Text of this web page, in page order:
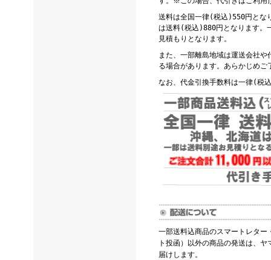
送料は全国一律(税込)550円とな
は送料(税込)880円となります。
見積もりとなります。
また、一部離島地域は運送会社や
る場合があります。あらかじめご
なお、代金引換手数料は一律(税
一部送料込商品のスマートレター
ト投函）以外の商品の発送は、
届けします。